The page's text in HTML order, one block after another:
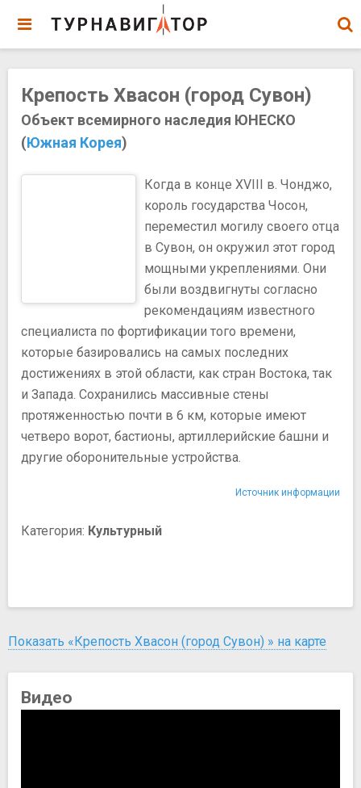
Крепость Хвасон (город Сувон)
Объект всемирного наследия ЮНЕСКО
(Южная Корея)
Когда в конце XVIII в. Чонджо,
король государства Чосон,
переместил могилу своего отца
в Сувон, он окружил этот город
мощными укреплениями. Они
были воздвигнуты согласно
рекомендациям известного
специалиста по фортификации того времени,
которые базировались на самых последних
достижениях в этой области, как стран Востока, так
и Запада. Сохранились массивные стены
протяженностью почти в 6 км, которые имеют
четверо ворот, бастионы, артиллерийские башни и
другие оборонительные устройства.
Источник информации
Категория: Культурный
Показать «Крепость Хвасон (город Сувон) » на карте
Видео